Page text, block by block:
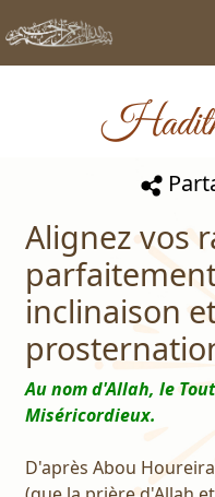
Alignez vos
inclinaison
Au nom d'Allah, le
Miséricordieux.
D'après Abou